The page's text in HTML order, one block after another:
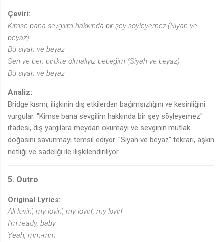
Çeviri:
Kimse bana sevgilim hakkında bir şey söyleyemez (Siyah ve
beyaz)
Bu siyah ve beyaz
Sen ve ben birlikte olmalıyız bebeğim (Siyah ve beyaz)
Bu siyah ve beyaz
Analiz:
Bridge kısmı, ilişkinin dış etkilerden bağımsızlığını ve kesinliğini
vurgular. "Kimse bana sevgilim hakkında bir şey söyleyemez"
ifadesi, dış yargılara meydan okumayı ve sevginin mutlak
doğasını savunmayı temsil ediyor. "Siyah ve beyaz" tekrarı, aşkın
netliği ve sadeliği ile ilişkilendiriliyor.
5. Outro
Original Lyrics:
All lovin', my lovin', my lovin', my lovin'
I'm ready, baby
Yeah, mm-mm